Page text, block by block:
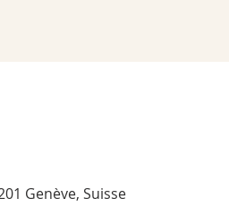
Genève, Suisse